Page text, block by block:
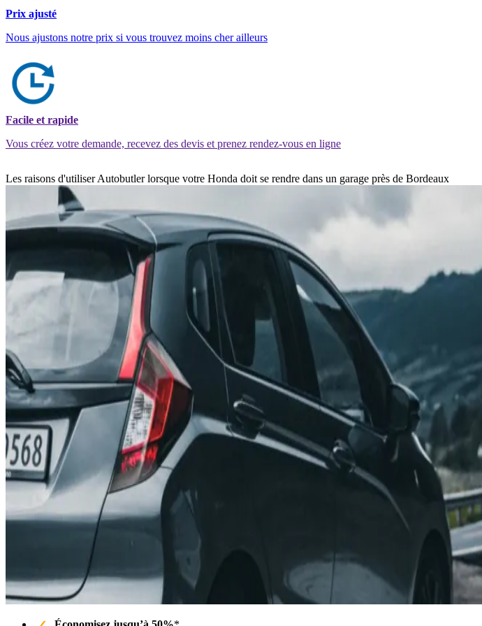
Prix ajusté
Nous ajustons notre prix si vous trouvez moins cher ailleurs
Facile et rapide
Vous créez votre demande, recevez des devis et prenez rendez-vous en ligne
Les raisons d'utiliser Autobutler lorsque votre Honda doit se rendre dans un garage près de Bordeaux